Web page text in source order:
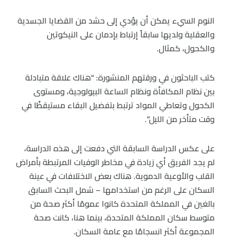
النوم السيء يمكن أن يؤدي إلى حشد من القضايا الجسدية
والعقلية ولديها سابقاً إرتباط بإدمان على النيكوتين
والكحول، كمثال.
كتب الباحثون في ورقتهم المنشورة: “هناك علاقة متبادلة
بين نظام المكافأة ونظام الساعة البيولوجية، ومستوى
الكحول وتعاطي المواد ترتبط بتفضيل البقاء مستيقظًا في
وقت متأخر من الليل”.
على عكس الدراسة السابقة التي دفعت إلى هذه الدراسة،
لم يجد الفريق أي زيادة في مخاطر الوفيات المرتبطة بأمراض
القلب والأوعية الدموية. هناك بعض الاختلافات في عينة
السكان على الرغم من استخدامها – شمل البحث السابق
بالغين في المملكة المتحدة كانوا عمومًا أكثر صحة من
متوسط سكان المملكة المتحدة، بينما هنا، كانت صحة
المجموعة أكثر انسجامًا مع عامة السكان.